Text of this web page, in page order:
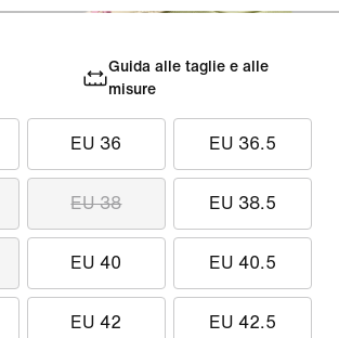
Guida alle taglie e alle
misure
EU 36 EU 36.5
EU 38 EU 38.5
EU 40 EU 40.5
EU 42 EU 42.5